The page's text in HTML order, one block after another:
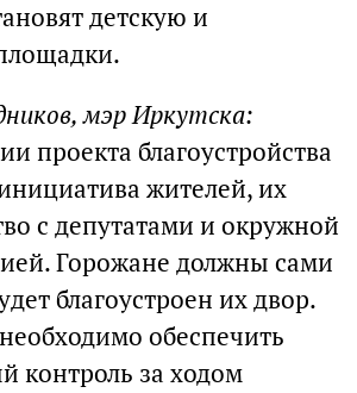
детскую и
мэр Иркутска:
проекта благоустройства
жителей, их
с депутатами и окружной
Горожане должны сами
благоустроен их двор.
обеспечить
контроль за ходом